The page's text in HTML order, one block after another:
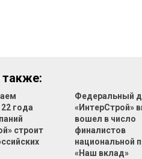
также:
года
строит
Федеральный
«ИнтерСтрой»
вошел в число
финалистов
национальной
«Наш вклад»